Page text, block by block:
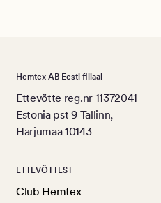
Hemtex AB Eesti filiaal
Ettevõtte reg.nr 11372041
Estonia pst 9 Tallinn,
Harjumaa 10143
ETTEVÕTTEST
Club Hemtex